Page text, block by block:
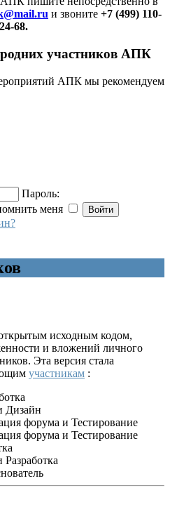
и звоните +7 (499) 110-
24-68.
участников АПК
АПК мы рекомендуем
Пароль:
меня
исходным кодом,
и вложений личного
Эта версия стала
участникам :
Дизайн
форума и Тестирование
форума и Тестирование